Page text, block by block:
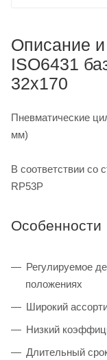
Описание
ISO6431
32x170
Пневматические
мм)
В соответствии со
RP53P
Особенности
Регулируемое
положениях
Широкий
Низкий
Длительный